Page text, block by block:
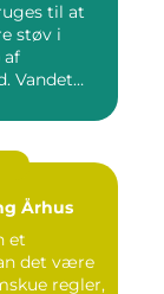
til at
støv i
af
Vandet
Århus
et
det være
regler,